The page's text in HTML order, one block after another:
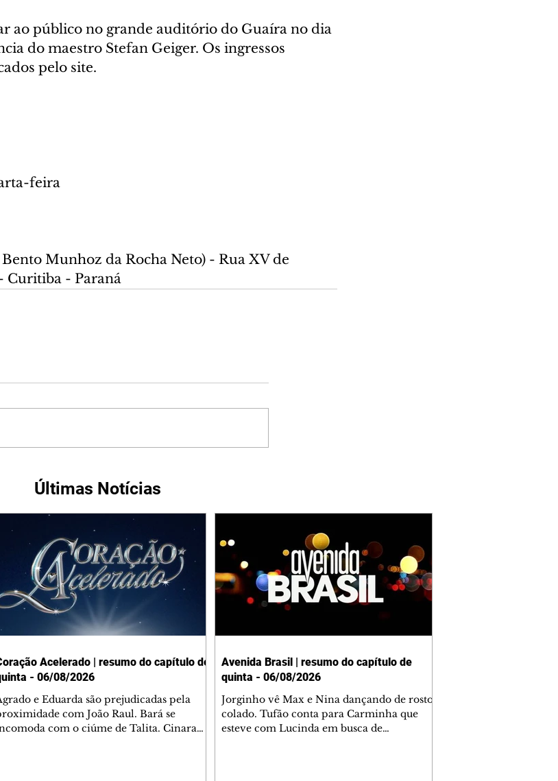
ao público no grande auditório do Guaíra no dia
do maestro Stefan Geiger. Os ingressos
pelo site.
feira
Munhoz da Rocha Neto) - Rua XV de
Curitiba - Paraná
Últimas Notícias
Acelerado | resumo do capítulo de
- 06/08/2026
e Eduarda são prejudicadas pela
com João Raul. Bará se
com o ciúme de Talita. Cinara
Avenida Brasil | resumo do capítulo de
quinta - 06/08/2026
Jorginho vê Max e Nina dançando de rosto
colado. Tufão conta para Carminha que
esteve com Lucinda em busca de